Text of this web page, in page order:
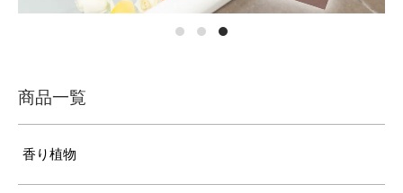
商品一覧
香り植物